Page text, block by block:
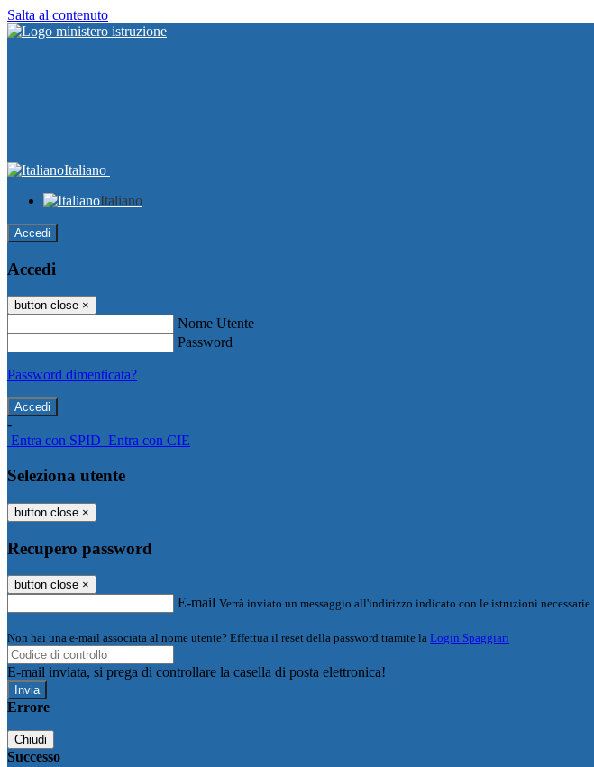
Salta al contenuto
Italiano
Italiano
Accedi
Accedi
button close ×
Nome Utente
Password
Password dimenticata?
-
Entra con SPID Entra con CIE
Seleziona utente
button close ×
Recupero password
button close ×
E-mail Verrà inviato un messaggio all'indirizzo indicato con le istruzioni necessarie.
Non hai una e-mail associata al nome utente? Effettua il reset della password tramite la Login Spaggiari
E-mail inviata, si prega di controllare la casella di posta elettronica!
Errore
Chiudi
Successo